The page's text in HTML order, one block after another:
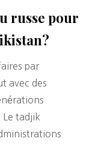
russe pour
par
avec des
Le tadjik